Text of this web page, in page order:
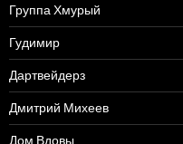
Группа Хмурый
Гудимир
Дартвейдерз
Дмитрий Михеев
Дом Вдовы